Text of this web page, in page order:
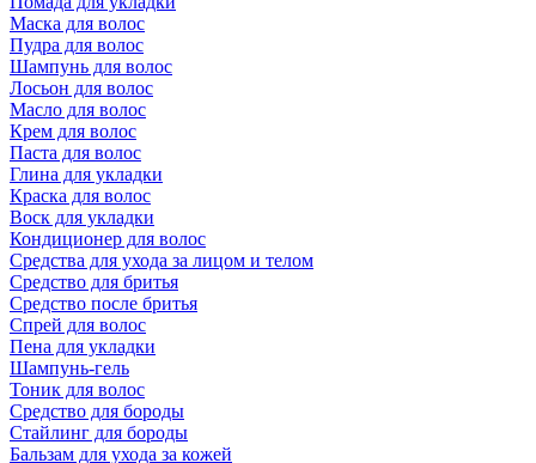
Маска для волос
Пудра для волос
Шампунь для волос
Лосьон для волос
Масло для волос
Крем для волос
Паста для волос
Глина для укладки
Краска для волос
Воск для укладки
Кондиционер для волос
Средства для ухода за лицом и телом
Средство для бритья
Средство после бритья
Спрей для волос
Пена для укладки
Шампунь-гель
Тоник для волос
Средство для бороды
Стайлинг для бороды
Бальзам для ухода за кожей